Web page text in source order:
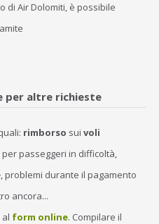
di Air Dolomiti, è possibile
per altre richieste
rimborso sui voli
per passeggeri in difficoltà,
, problemi durante il pagamento
ancora...
form online. Compilare il